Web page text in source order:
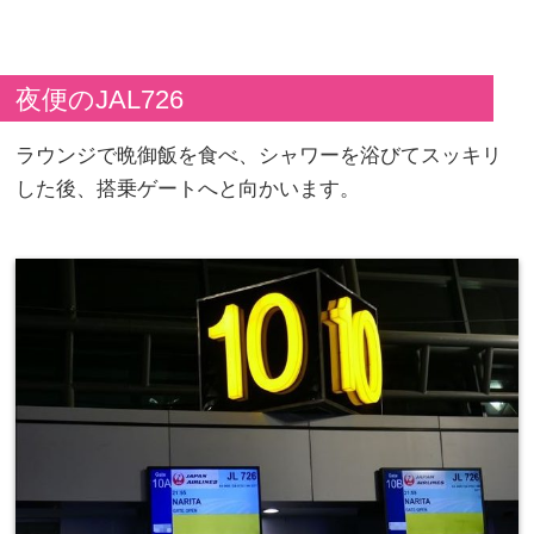
夜便のJAL726
ラウンジで晩御飯を食べ、シャワーを浴びてスッキリ
した後、搭乗ゲートへと向かいます。